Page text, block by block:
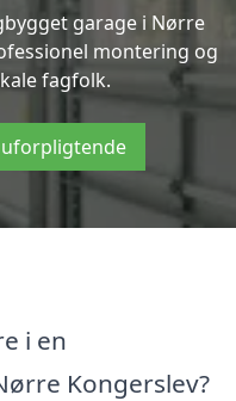
garage i Nørre
montering og
fagfolk.
i en
Kongerslev?